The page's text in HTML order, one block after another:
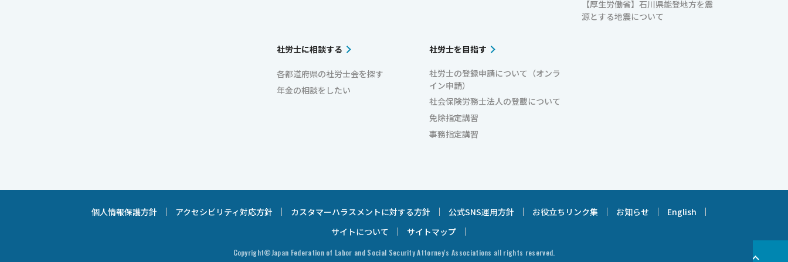
【厚生労働省】石川県能登地方を震
源とする地震について
社労士に相談する
各都道府県の社労士会を探す
年金の相談をしたい
社労士を目指す
社労士の登録申請について（オンラ
イン申請）
社会保険労務士法人の登載について
免除指定講習
事務指定講習
個人情報保護方針 アクセシビリティ対応方針 カスタマーハラスメントに対する方針 公式SNS運用方針 お役立ちリンク集 お知らせ
English
サイトについて
サイトマップ
Copyright©Japan Federation of Labor and Social Security Attorney's Associations all rights reserved.